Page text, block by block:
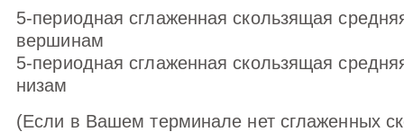
5-периодная сглаженная скользящая
вершинам
5-периодная сглаженная скользящая
низам
(Если в Вашем терминале нет сглаженных